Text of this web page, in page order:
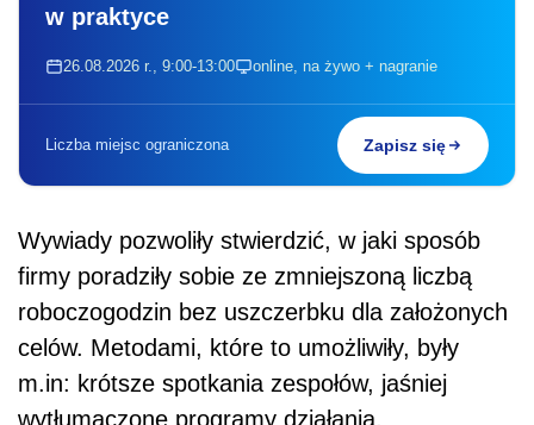
w praktyce
26.08.2026 r., 9:00-13:00 online, na żywo + nagranie
Liczba miejsc ograniczona Zapisz się
Wywiady pozwoliły stwierdzić, w jaki sposób
firmy poradziły sobie ze zmniejszoną liczbą
roboczogodzin bez uszczerbku dla założonych
celów. Metodami, które to umożliwiły, były
m.in: krótsze spotkania zespołów, jaśniej
wytłumaczone programy działania,